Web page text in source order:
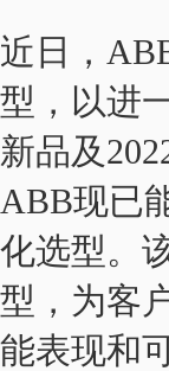
近日，
型，以进
新品及
ABB现已
化选型。
型，为客
能表现和